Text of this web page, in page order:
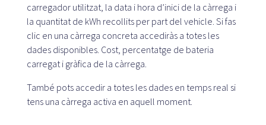
Administració pública
Plataforma SaaS
Plataforma SaaS
Beneficis
carregador utilitzat, la data i hora d’inici de la càrrega i
la quantitat de kWh recollits per part del vehicle. Si fas
clic en una càrrega concreta accediràs a totes les
dades disponibles. Cost, percentatge de bateria
carregat i gràfica de la càrrega.
També pots accedir a totes les dades en temps real si
tens una càrrega activa en aquell moment.